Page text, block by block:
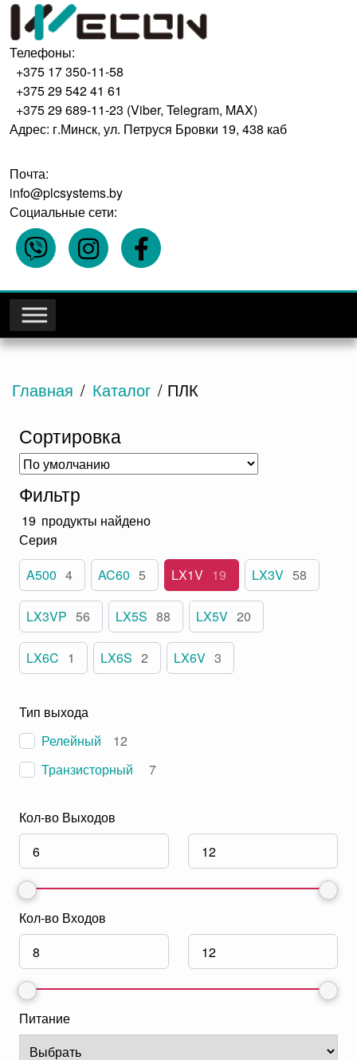
Телефоны:
+375 17 350-11-58
+375 29 542 41 61
+375 29 689-11-23 (Viber, Telegram, MAX)
Адрес: г.Минск, ул. Петруся Бровки 19, 438 каб
Почта:
info@plcsystems.by
Социальные сети:
Главная / Каталог / ПЛК
Сортировка
Фильтр
19 продукты найдено
Серия
A500 4 AC60 5 LX1V 19 LX3V 58
LX3VP 56 LX5S 88 LX5V 20
LX6C 1 LX6S 2 LX6V 3
Тип выхода
Релейный
12
Транзисторный
7
Кол-во Выходов
Кол-во Входов
Питание